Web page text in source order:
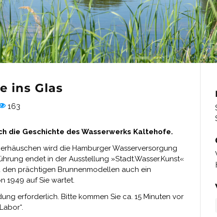
ins Glas
163
die Geschichte des Wasserwerks Kaltehofe.
wird die Hamburger Wasserversorgung
endet in der Ausstellung »Stadt.Wasser.Kunst«
prächtigen Brunnenmodellen auch ein
1949 auf Sie wartet.
erforderlich. Bitte kommen Sie ca. 15 Minuten vor